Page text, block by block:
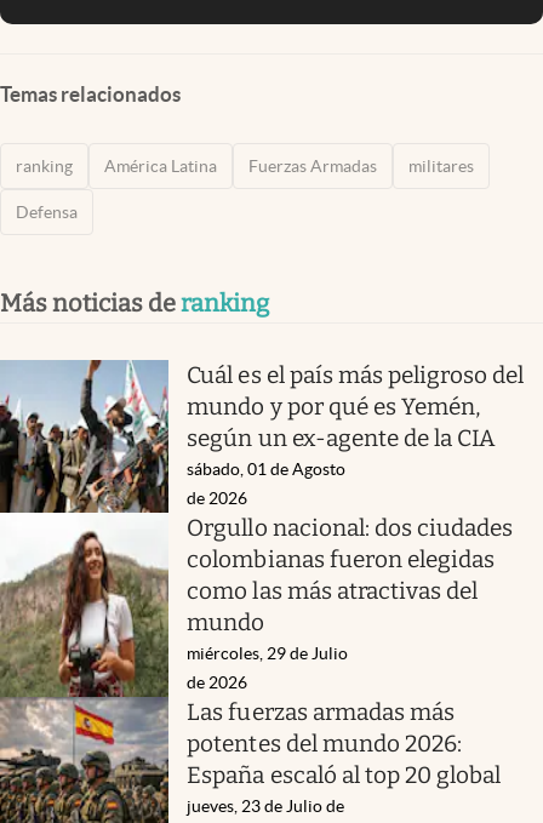
Temas relacionados
ranking América Latina Fuerzas Armadas militares
Defensa
Más noticias deranking
Cuál es el país más peligroso del
mundo y por qué es Yemén,
según un ex-agente de la CIA
sábado, 01 de Agosto
de 2026
Orgullo nacional: dos ciudades
colombianas fueron elegidas
como las más atractivas del
mundo
miércoles, 29 de Julio
de 2026
Las fuerzas armadas más
potentes del mundo 2026:
España escaló al top 20 global
jueves, 23 de Julio de